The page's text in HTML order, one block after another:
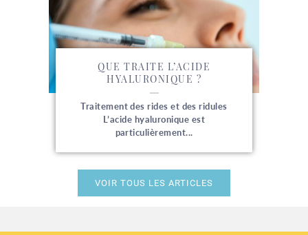
QUE TRAITE L’ACIDE
HYALURONIQUE ?
Traitement des rides et des ridules
L’acide hyaluronique est
particulièrement...
VOIR TOUS LES ARTICLES